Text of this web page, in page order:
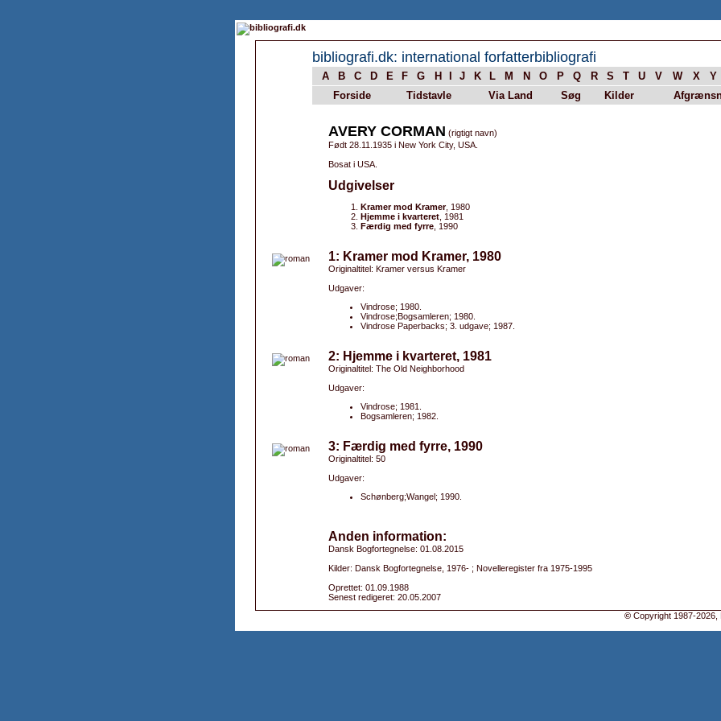
bibliografi.dk: international forfatterbibliografi
A B C D E F G H J K L M N O P Q R S T U V W X Y
Forside
Tidstavle Via Land Søg Kilder
AVERY CORMAN (rigtigt navn)
Født 28.11.1935 i New York City, USA.
Bosat i USA.
Udgivelser
Kramer mod Kramer, 1980
Hjemme i kvarteret , 1981
Færdig med fyrre , 1990
1: Kramer mod Kramer, 1980
Originaltitel: Kramer versus Kramer
Udgaver:
Vindrose; 1980.
Vindrose;Bogsamleren; 1980.
Vindrose Paperbacks; 3. udgave; 1987.
2: Hjemme i kvarteret, 1981
Originaltitel: The Old Neighborhood
Udgaver:
Vindrose; 1981.
Bogsamleren; 1982.
3: Færdig med fyrre, 1990
Originaltitel: 50
Udgaver:
Schønberg;Wangel; 1990.
Anden information:
Dansk Bogfortegnelse: 01.08.2015
Kilder: Dansk Bogfortegnelse, 1976- ; Novelleregister fra 1975-1995
Oprettet: 01.09.1988
Senest redigeret: 20.05.2007
© Copyright 1987-